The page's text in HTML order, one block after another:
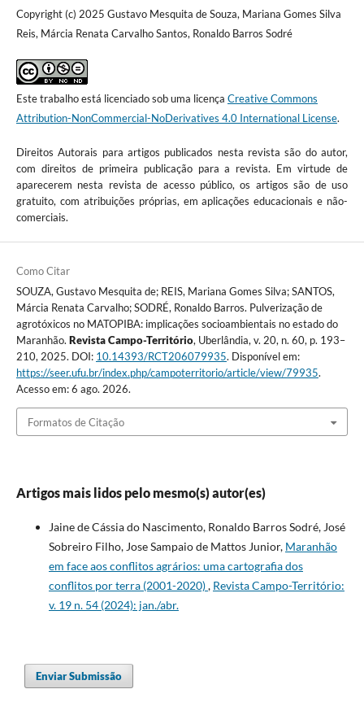
Copyright (c) 2025 Gustavo Mesquita de Souza, Mariana Gomes Silva
Reis, Márcia Renata Carvalho Santos, Ronaldo Barros Sodré
Este trabalho está licenciado sob uma licença Creative Commons
Attribution-NonCommercial-NoDerivatives 4.0 International License.
Direitos Autorais para artigos publicados nesta revista são do autor,
com direitos de primeira publicação para a revista. Em virtude de
aparecerem nesta revista de acesso público, os artigos são de uso
gratuito, com atribuições próprias, em aplicações educacionais e não-
comerciais.
Como Citar
SOUZA, Gustavo Mesquita de; REIS, Mariana Gomes Silva; SANTOS,
Márcia Renata Carvalho; SODRÉ, Ronaldo Barros. Pulverização de
agrotóxicos no MATOPIBA: implicações socioambientais no estado do
Maranhão. Revista Campo-Território, Uberlândia, v. 20, n. 60, p. 193–
210, 2025. DOI: 10.14393/RCT206079935. Disponível em:
https://seer.ufu.br/index.php/campoterritorio/article/view/79935.
Acesso em: 6 ago. 2026.
Formatos de Citação
Artigos mais lidos pelo mesmo(s) autor(es)
Jaine de Cássia do Nascimento, Ronaldo Barros Sodré, José
Sobreiro Filho, Jose Sampaio de Mattos Junior, Maranhão
em face aos conflitos agrários: uma cartografia dos
conflitos por terra (2001-2020), Revista Campo-Território:
v. 19 n. 54 (2024): jan./abr.
Enviar Submissão